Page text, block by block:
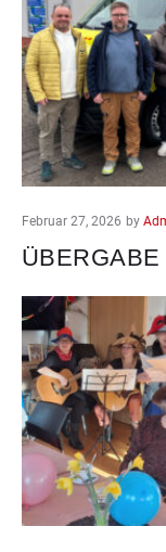
Februar 27, 2026 by